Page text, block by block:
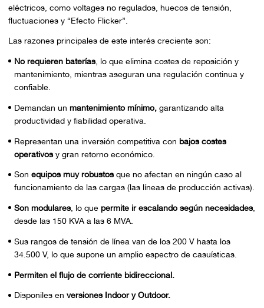
eléctricos, como voltages no regulados, huecos de tensión,
fluctuaciones y “Efecto Flicker”.
Las razones principales de este interés creciente son:
No requieren baterías, lo que elimina costes de reposición y
mantenimiento, mientras aseguran una regulación continua y
confiable.
Demandan un mantenimiento mínimo, garantizando alta
productividad y fiabilidad operativa.
Representan una inversión competitiva con bajos costes
operativosy gran retorno económico.
Son equipos muy robustosque no afectan en ningún caso al
funcionamiento de las cargas (las líneas de producción activas).
Son modulares, lo que permite ir escalando según necesidades,
desde las 150 KVA a las 6 MVA.
Sus rangos de tensión de línea van de los 200 V hasta los
34.500 V, lo que supone un amplio espectro de casuísticas.
Permiten el flujo de corriente bidireccional.
Disponiles en versiones Indoor y Outdoor.